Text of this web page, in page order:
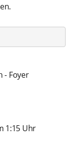
- Foyer
1:15 Uhr